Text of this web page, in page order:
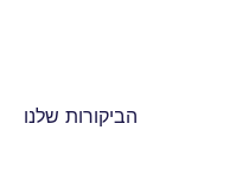
הביקורות שלנו